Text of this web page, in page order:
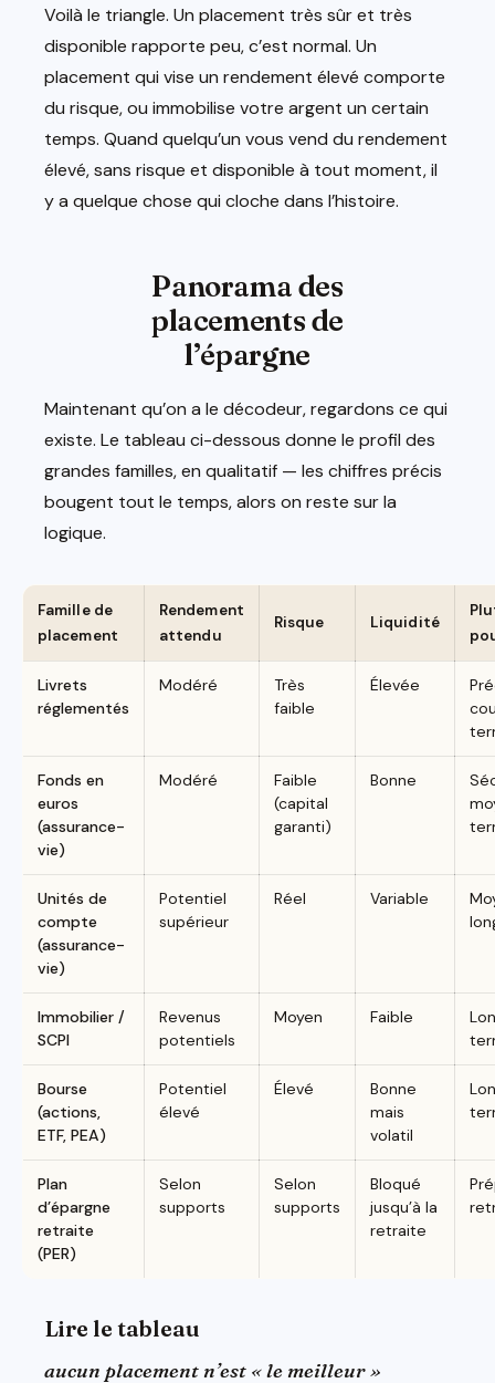
Voilà le triangle. Un placement très sûr et très
disponible rapporte peu, c’est normal. Un
placement qui vise un rendement élevé comporte
du risque, ou immobilise votre argent un certain
temps. Quand quelqu’un vous vend du rendement
élevé, sans risque et disponible à tout moment, il
y a quelque chose qui cloche dans l’histoire.
Panorama des
placements de
l’épargne
Maintenant qu’on a le décodeur, regardons ce qui
existe. Le tableau ci-dessous donne le profil des
grandes familles, en qualitatif — les chiffres précis
bougent tout le temps, alors on reste sur la
logique.
Famille de
placement
Rendement
attendu
Risque Liquidité
Livrets
réglementés
Modéré
Très
faible
Élevée
Fonds en
euros
(assurance-
vie)
Modéré
Faible
(capital
garanti)
Bonne
Unités de
compte
(assurance-
vie)
Potentiel
supérieur
Réel Variable
Immobilier /
SCPI
Revenus
potentiels
Moyen Faible
Bourse
(actions,
ETF, PEA)
Potentiel
élevé
Élevé
Bonne
mais
volatil
Plan
d’épargne
retraite
(PER)
Selon
supports
Selon
supports
Bloqué
jusqu’à la
retraite
Lire le tableau
aucun placement n’est « le meilleur »